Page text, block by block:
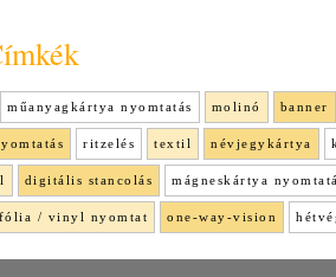
műanyagkártya nyomtatás molinó banner
ritzelés textil névjegykártya
digitális stancolás mágneskártya
/ vinyl nyomtat one-way-vision